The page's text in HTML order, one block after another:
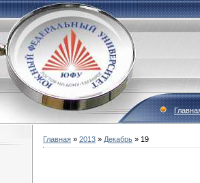
Главная » 2013 » Декабрь » 19